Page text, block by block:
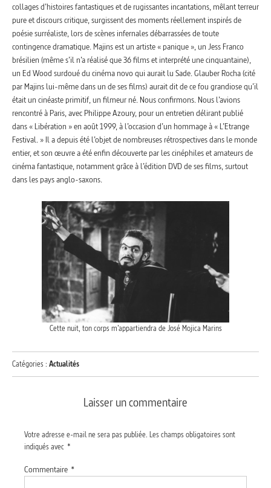
collages d’histoires fantastiques et de rugissantes incantations, mêlant terreur
pure et discours critique, surgissent des moments réellement inspirés de
poésie surréaliste, lors de scènes infernales débarrassées de toute
contingence dramatique. Majins est un artiste « panique », un Jess Franco
brésilien (même s’il n’a réalisé que 36 films et interprété une cinquantaine),
un Ed Wood surdoué du cinéma novo qui aurait lu Sade. Glauber Rocha (cité
par Majins lui-même dans un de ses films) aurait dit de ce fou grandiose qu’il
était un cinéaste primitif, un filmeur né. Nous confirmons. Nous l’avions
rencontré à Paris, avec Philippe Azoury, pour un entretien délirant publié
dans « Libération » en août 1999, à l’occasion d’un hommage à « L’Etrange
Festival. » Il a depuis été l’objet de nombreuses rétrospectives dans le monde
entier, et son œuvre a été enfin découverte par les cinéphiles et amateurs de
cinéma fantastique, notamment grâce à l’édition DVD de ses films, surtout
dans les pays anglo-saxons.
Cette nuit, ton corps m’appartiendra de José Mojica Marins
Catégories : Actualités
Laisser un commentaire
Votre adresse e-mail ne sera pas publiée. Les champs obligatoires sont
indiqués avec *
Commentaire *